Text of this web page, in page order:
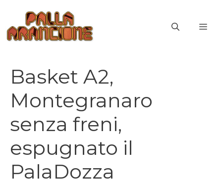
contenuto
Basket A2,
Montegranaro
senza freni,
espugnato il
PalaDozza